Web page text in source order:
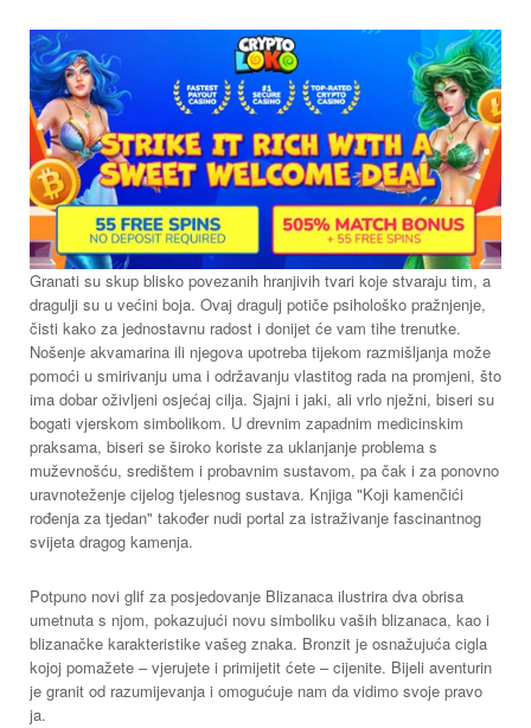
Granati su skup blisko povezanih hranjivih tvari koje stvaraju tim, a
dragulji su u većini boja. Ovaj dragulj potiče psihološko pražnjenje,
čisti kako za jednostavnu radost i donijet će vam tihe trenutke.
Nošenje akvamarina ili njegova upotreba tijekom razmišljanja može
pomoći u smirivanju uma i održavanju vlastitog rada na promjeni, što
ima dobar oživljeni osjećaj cilja. Sjajni i jaki, ali vrlo nježni, biseri su
bogati vjerskom simbolikom. U drevnim zapadnim medicinskim
praksama, biseri se široko koriste za uklanjanje problema s
muževnošću, središtem i probavnim sustavom, pa čak i za ponovno
uravnoteženje cijelog tjelesnog sustava. Knjiga "Koji kamenčići
rođenja za tjedan" također nudi portal za istraživanje fascinantnog
svijeta dragog kamenja.
Potpuno novi glif za posjedovanje Blizanaca ilustrira dva obrisa
umetnuta s njom, pokazujući novu simboliku vaših blizanaca, kao i
blizanačke karakteristike vašeg znaka. Bronzit je osnažujuća cigla
kojoj pomažete – vjerujete i primijetit ćete – cijenite. Bijeli aventurin
je granit od razumijevanja i omogućuje nam da vidimo svoje pravo
ja.